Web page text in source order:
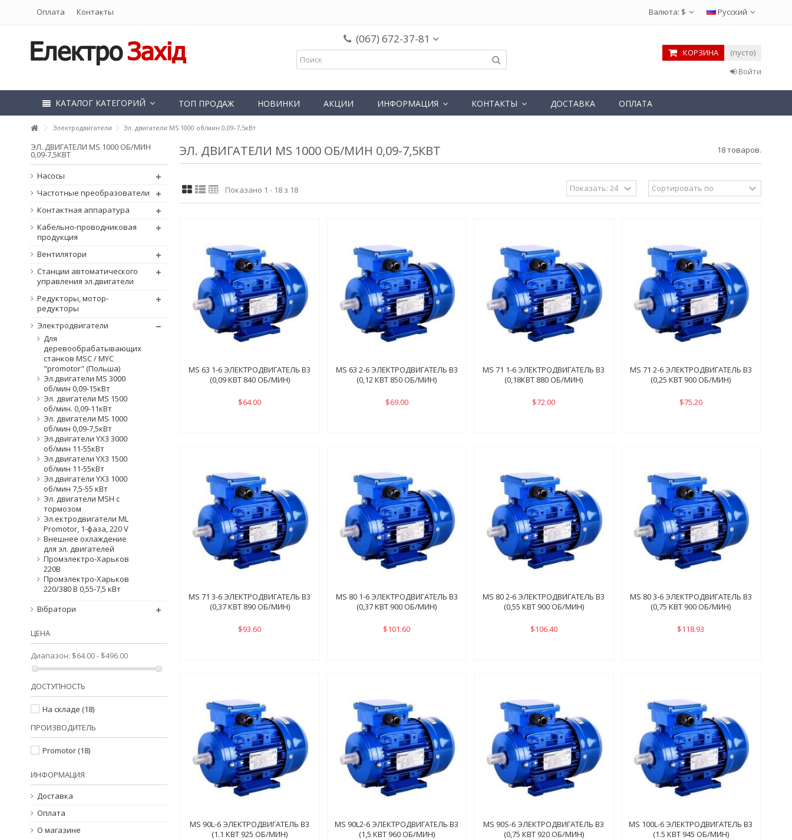
Оплата Контакты Русский
Валюта: $
(067) 672-37-81
КОРЗИНА
(пусто)
Войти
КАТАЛОГ КАТЕГОРИЙ ТОП ПРОДАЖ НОВИНКИ АКЦИИ ИНФОРМАЦИЯ КОНТАКТЫ ДОСТАВКА ОПЛАТА
Электродвигатели Эл. двигатели MS 1000 об/мин 0,09-7,5кВт
ЭЛ. ДВИГАТЕЛИ MS 1000 ОБ/МИН 0,09-7,5КВТ 18 товаров.
Показано 1 - 18 з 18
MS 63 1-6 ЭЛЕКТРОДВИГАТЕЛЬ B3
(0,09 КВТ 840 ОБ/МИН)
$64.00
MS 63 2-6 ЭЛЕКТРОДВИГАТЕЛЬ B3
(0,12 КВТ 850 ОБ/МИН)
$69.00
MS 71 1-6 ЭЛЕКТРОДВИГАТЕЛЬ B3
(0,18КВТ 880 ОБ/МИН)
$72.00
MS 71 2-6 ЭЛЕКТРОДВИГАТЕЛЬ B3
(0,25 КВТ 900 ОБ/МИН)
$75.20
MS 71 3-6 ЭЛЕКТРОДВИГАТЕЛЬ B3
(0,37 КВТ 890 ОБ/МИН)
$93.60
MS 80 1-6 ЭЛЕКТРОДВИГАТЕЛЬ B3
(0,37 КВТ 900 ОБ/МИН)
$101.60
MS 80 2-6 ЭЛЕКТРОДВИГАТЕЛЬ B3
(0,55 КВТ 900 ОБ/МИН)
$106.40
MS 80 3-6 ЭЛЕКТРОДВИГАТЕЛЬ B3
(0,75 КВТ 900 ОБ/МИН)
$118.93
MS 90L-6 ЭЛЕКТРОДВИГАТЕЛЬ B3
(1.1 КВТ 925 ОБ/МИН)
MS 90L2-6 ЭЛЕКТРОДВИГАТЕЛЬ B3
(1,5 КВТ 960 ОБ/МИН)
MS 90S-6 ЭЛЕКТРОДВИГАТЕЛЬ B3
(0,75 КВТ 920 ОБ/МИН)
MS 100L-6 ЭЛЕКТРОДВИГАТЕЛЬ B3
(1.5 КВТ 945 ОБ/МИН)
ЭЛ. ДВИГАТЕЛИ MS 1000 ОБ/МИН
0,09-7,5КВТ
Насосы
Частотные преобразователи
Контактная аппаратура
Кабельно-проводниковая
продукция
Вентилятори
Станции автоматического
управления эл.двигатели
Редукторы, мотор-
редукторы
Электродвигатели
Для
деревообрабатывающих
станков MSC / MYC
"promotor" (Польша)
Эл.двигатели MS 3000
об/мин 0,09-15кВт
Эл. двигатели MS 1500
об/мин. 0,09-11кВт
Эл. двигатели MS 1000
об/мин 0,09-7,5кВт
Эл.двигатели YX3 3000
об/мин 11-55кВт
Эл.двигатели YX3 1500
об/мин 11-55кВт
Эл.двигатели YX3 1000
об/мин 7,5-55 кВт
Эл. двигатели MSH с
тормозом
Эл.ектродвигатели ML
Promotor, 1-фаза, 220 V
Внешнее охлаждение
для эл. двигателей
Промэлектро-Харьков
220В
Промэлектро-Харьков
220/380 В 0,55-7,5 кВт
Вібратори
ЦЕНА
Диапазон: $64.00 - $496.00
ДОСТУПНОСТЬ
На складе (18)
ПРОИЗВОДИТЕЛЬ
Promotor(18)
ИНФОРМАЦИЯ
Доставка
Оплата
О магазине